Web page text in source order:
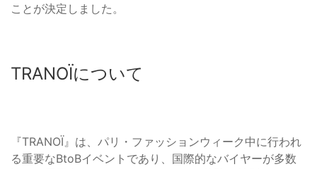
ことが決定しました。
TRANOÏについて
『TRANOÏ』は、パリ・ファッションウィーク中に行われ
る重要なBtoBイベントであり、国際的なバイヤーが多数